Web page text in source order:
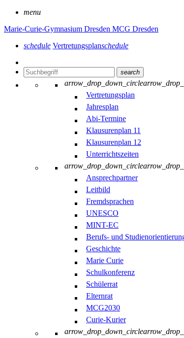
menu
Marie-Curie-Gymnasium Dresden MCG Dresden
schedule Vertretungsplanschedule
search
arrow_drop_down_circle
Vertretungsplan
Jahresplan
Abi-Termine
Klausurenplan 11
Klausurenplan 12
Unterrichtszeiten
arrow_drop_down_circle
Ansprechpartner
Leitbild
Fremdsprachen
UNESCO
MINT-EC
Berufs- und
Geschichte
Marie Curie
Schulkonferenz
Schülerrat
Elternrat
MCG2030
Curie-Kurier
arrow_drop_down_circle